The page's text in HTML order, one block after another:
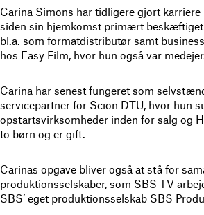
Carina Simons har tidligere gjort karriere
siden sin hjemkomst primært
bl.a. som formatdistributør samt
hos Easy Film, hvor hun også var
Carina har senest fungeret som
servicepartner for Scion DTU, hvor hun
opstartsvirksomheder inden for salg og
to børn og er gift.
Carinas opgave bliver også at stå for
produktionsselskaber, som SBS TV
SBS’ eget produktionsselskab SBS